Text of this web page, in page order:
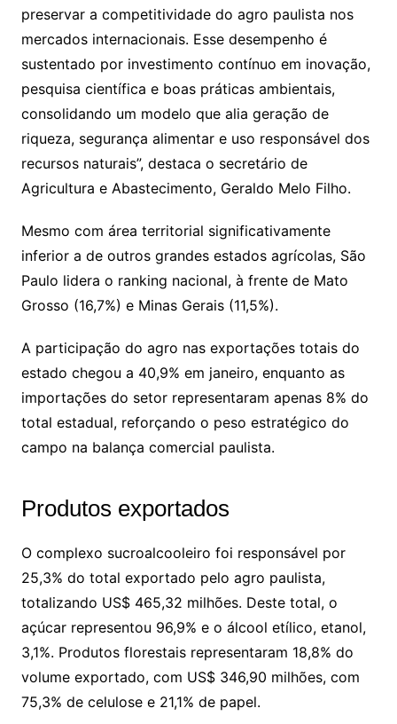
preservar a competitividade do agro paulista nos
mercados internacionais. Esse desempenho é
sustentado por investimento contínuo em inovação,
pesquisa científica e boas práticas ambientais,
consolidando um modelo que alia geração de
riqueza, segurança alimentar e uso responsável dos
recursos naturais”, destaca o secretário de
Agricultura e Abastecimento, Geraldo Melo Filho.
Mesmo com área territorial significativamente
inferior a de outros grandes estados agrícolas, São
Paulo lidera o ranking nacional, à frente de Mato
Grosso (16,7%) e Minas Gerais (11,5%).
A participação do agro nas exportações totais do
estado chegou a 40,9% em janeiro, enquanto as
importações do setor representaram apenas 8% do
total estadual, reforçando o peso estratégico do
campo na balança comercial paulista.
Produtos exportados
O complexo sucroalcooleiro foi responsável por
25,3% do total exportado pelo agro paulista,
totalizando US$ 465,32 milhões. Deste total, o
açúcar representou 96,9% e o álcool etílico, etanol,
3,1%. Produtos florestais representaram 18,8% do
volume exportado, com US$ 346,90 milhões, com
75,3% de celulose e 21,1% de papel.